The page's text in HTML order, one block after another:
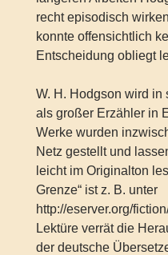
recht episodisch
konnte offensichtlich
Entscheidung obliegt
W. H. Hodgson wird
als großer Erzähler in
Werke wurden
Netz gestellt und
leicht im Originalton
Grenze“ ist z. B. unter
http://eserver.org/
Lektüre verrät die
der deutsche